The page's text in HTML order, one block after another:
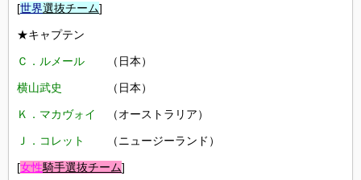
[世界選抜チーム]
★キャプテン
Ｃ．ルメール （日本）
横山武史 （日本）
Ｋ．マカヴォイ （オーストラリア）
Ｊ．コレット （ニュージーランド）
[女性騎手選抜チーム]